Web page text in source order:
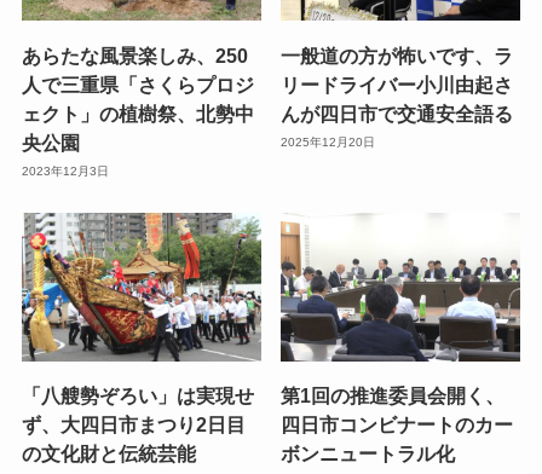
あらたな風景楽しみ、250
人で三重県「さくらプロジ
ェクト」の植樹祭、北勢中
央公園
2023年12月3日
一般道の方が怖いです、ラ
リードライバー小川由起さ
んが四日市で交通安全語る
2025年12月20日
「八艘勢ぞろい」は実現せ
ず、大四日市まつり2日目
の文化財と伝統芸能
第1回の推進委員会開く、
四日市コンビナートのカー
ボンニュートラル化